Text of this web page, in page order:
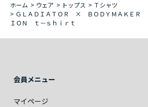
ホーム > ウェア > トップス > Ｔシャツ
> ＧＬＡＤＩＡＴＯＲ × ＢＯＤＹＭＡＫＥＲ
ＩＯＮ ｔ－ｓｈｉｒｔ
会員メニュー
マイページ